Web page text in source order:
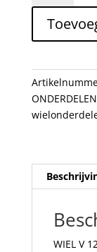
121/2X21/4
CHR
aantal
WIEL V